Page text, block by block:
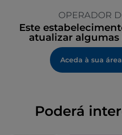
OPERADOR
Este
atualizar
Aceda à sua
Poderá